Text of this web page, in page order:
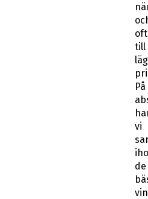
till
På
vi
de